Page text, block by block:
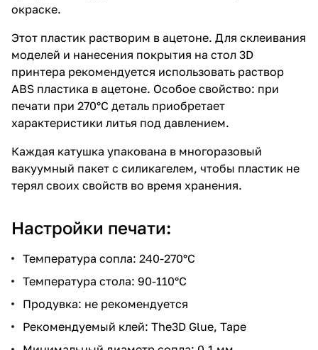
окраске.
Этот пластик растворим в ацетоне. Для склеивания
моделей и нанесения покрытия на стол 3D
принтера рекомендуется использовать раствор
ABS пластика в ацетоне. Особое свойство: при
печати при 270°C деталь приобретает
характеристики литья под давлением.
Каждая катушка упакована в многоразовый
вакуумный пакет с силикагелем, чтобы пластик не
терял своих свойств во время хранения.
Настройки печати:
Температура сопла: 240-270°C
Температура стола: 90-110°C
Продувка: не рекомендуется
Рекомендуемый клей: The3D Glue, Tape